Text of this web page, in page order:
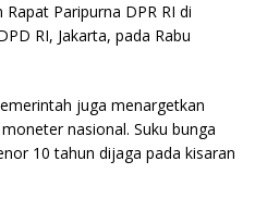
Paripurna DPR RI di
RI, Jakarta, pada Rabu
juga menargetkan
nasional. Suku bunga
10 tahun dijaga pada kisaran